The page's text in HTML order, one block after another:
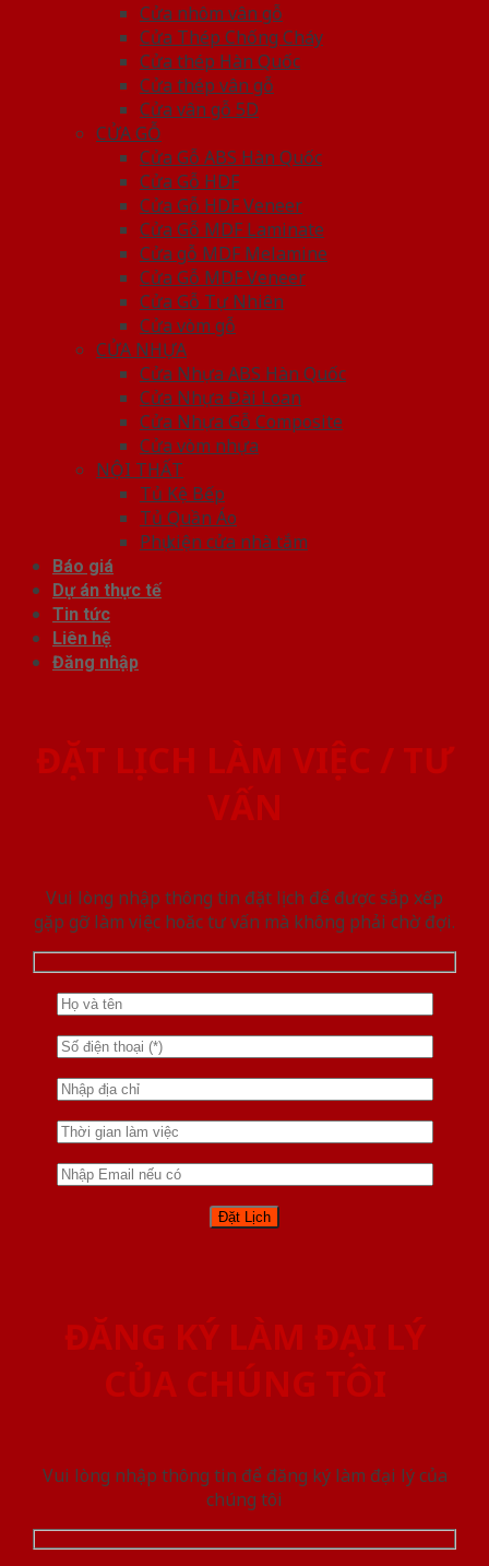
Cửa nhôm vân gỗ
Cửa Thép Chống Cháy
Cửa thép Hàn Quốc
Cửa thép vân gỗ
Cửa vân gỗ 5D
CỬA GỖ
Cửa Gỗ ABS Hàn Quốc
Cửa Gỗ HDF
Cửa Gỗ HDF Veneer
Cửa Gỗ MDF Laminate
Cửa gỗ MDF Melamine
Cửa Gỗ MDF Veneer
Cửa Gỗ Tự Nhiên
Cửa vòm gỗ
CỬA NHỰA
Cửa Nhựa ABS Hàn Quốc
Cửa Nhựa Đài Loan
Cửa Nhựa Gỗ Composite
Cửa vòm nhựa
NỘI THẤT
Tủ Kệ Bếp
Tủ Quần Áo
Phụ kiện cửa nhà tắm
Báo giá
Dự án thực tế
Tin tức
Liên hệ
Đăng nhập
ĐẶT LỊCH LÀM VIỆC / TƯ
VẤN
Vui lòng nhập thông tin đặt lịch để được sắp xếp
gặp gỡ làm việc hoăc tư vấn mà không phải chờ đợi.
ĐĂNG KÝ LÀM ĐẠI LÝ
CỦA CHÚNG TÔI
Vui lòng nhập thông tin để đăng ký làm đại lý của
chúng tôi